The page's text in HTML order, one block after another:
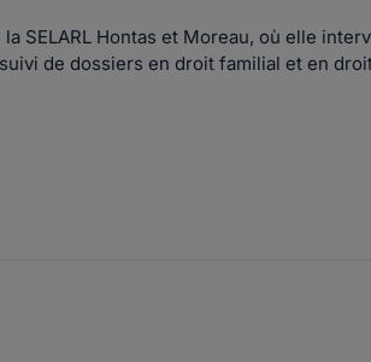
SELARL Hontas et Moreau, où elle
de dossiers en droit familial et en